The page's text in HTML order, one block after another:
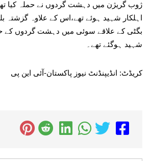
اہلکار شہید ہوئے تھے،اس کے علاوہ گزشتہ
شہید ہوگئے تھے۔
کریڈٹ: انڈیپنڈنٹ نیوز پاکستان-آئی این پی